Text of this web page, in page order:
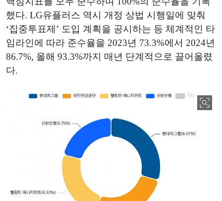
했다. LG유플러스 역시 개정 상법 시행일에 맞춰
‘집중투표제’ 도입 계획을 공시하는 등 체계적인 타
임라인에 따라 준수율을 2023년 73.3%에서 2024년
86.7%, 올해 93.3%까지 매년 단계적으로 끌어올렸
다.